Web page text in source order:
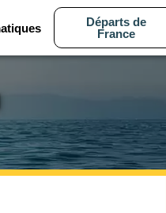
Départs de
France